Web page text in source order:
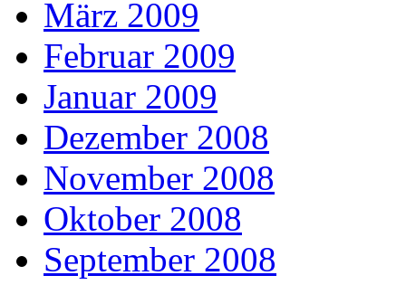
März 2009
Februar 2009
Januar 2009
Dezember 2008
November 2008
Oktober 2008
September 2008